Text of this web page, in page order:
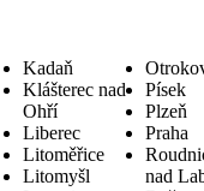
Kadaň
Klášterec nad
Ohří
Liberec
Litoměřice
Litomyšl
Písek
Plzeň
Praha
nad